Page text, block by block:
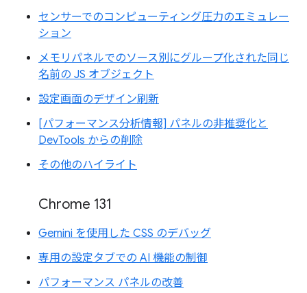
センサーでのコンピューティング圧力のエミュレー
ション
メモリパネルでのソース別にグループ化された同じ
名前の JS オブジェクト
設定画面のデザイン刷新
[パフォーマンス分析情報] パネルの非推奨化と
DevTools からの削除
その他のハイライト
Chrome 131
Gemini を使用した CSS のデバッグ
専用の設定タブでの AI 機能の制御
パフォーマンス パネルの改善